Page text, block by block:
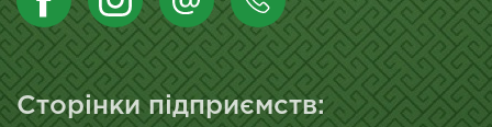
Сторінки підприємств: